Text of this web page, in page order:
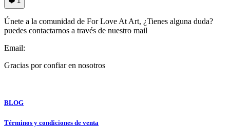
Únete a la comunidad de For Love At Art, ¿Tienes alguna duda?
puedes contactarnos a través de nuestro mail
Email:
Gracias por confiar en nosotros
BLOG
Términos y condiciones de venta